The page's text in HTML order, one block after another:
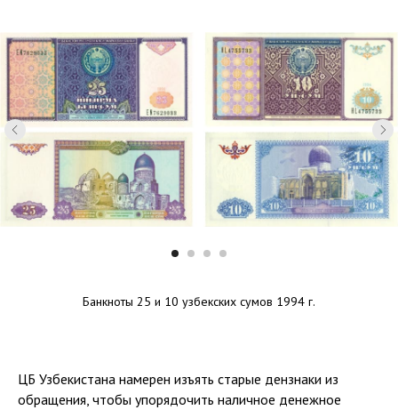
Банкноты 25 и 10 узбекских сумов 1994 г.
ЦБ Узбекистана намерен изъять старые дензнаки из
обращения, чтобы упорядочить наличное денежное